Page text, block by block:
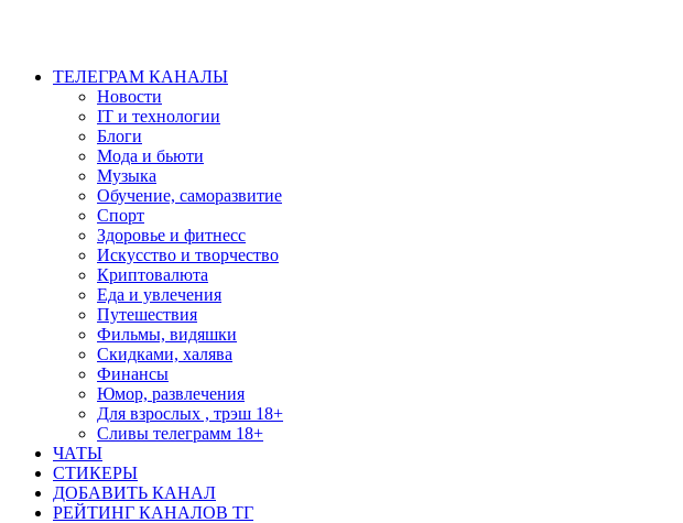
ТЕЛЕГРАМ КАНАЛЫ
Новости
IT и технологии
Блоги
Мода и бьюти
Музыка
Обучение, саморазвитие
Спорт
Здоровье и фитнесс
Искусство и творчество
Криптовалюта
Еда и увлечения
Путешествия
Фильмы, видяшки
Скидками, халява
Финансы
Юмор, развлечения
Для взрослых , трэш 18+
Сливы телеграмм 18+
ЧАТЫ
СТИКЕРЫ
ДОБАВИТЬ КАНАЛ
РЕЙТИНГ КАНАЛОВ ТГ